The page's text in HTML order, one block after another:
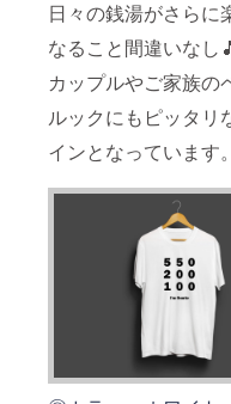
日々の銭湯がさらに
なること間違いなし
カップルやご家族の
ルックにもピッタリ
インとなっています。